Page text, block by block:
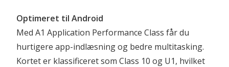
Optimeret til Android
Med A1 Application Performance Class får du
hurtigere app-indlæsning og bedre multitasking.
Kortet er klassificeret som Class 10 og U1, hvilket